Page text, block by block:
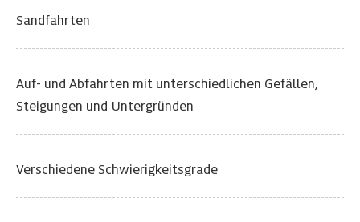
Sandfahrten
Auf- und Abfahrten mit unterschiedlichen Gefällen,
Steigungen und Untergründen
Verschiedene Schwierigkeitsgrade